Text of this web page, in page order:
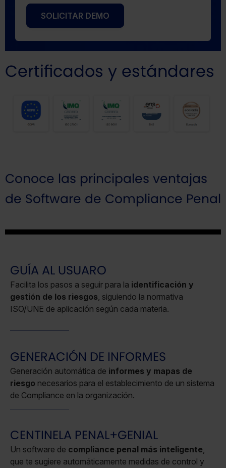
SOLICITAR DEMO
Certificados y estándares
Conoce las principales ventajas
de Software de Compliance Penal
GUÍA AL USUARO
Facilita los pasos a seguir para la identificación y
gestión de los riesgos, siguiendo la normativa
ISO/UNE de aplicación según cada materia.
GENERACIÓN DE INFORMES
Generación automática de informes y mapas de
riesgo necesarios para el establecimiento de un sistema
de Compliance en la organización.
CENTINELA PENAL+GENIAL
Un software de compliance penal más inteligente,
que te sugiere automáticamente medidas de control y